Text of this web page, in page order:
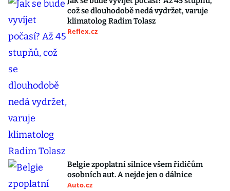
což se dlouhodobě nedá vydržet, varuje
klimatolog Radim Tolasz
Reflex.cz
Belgie zpoplatní silnice všem řidičům
osobních aut. A nejde jen o dálnice
Auto.cz